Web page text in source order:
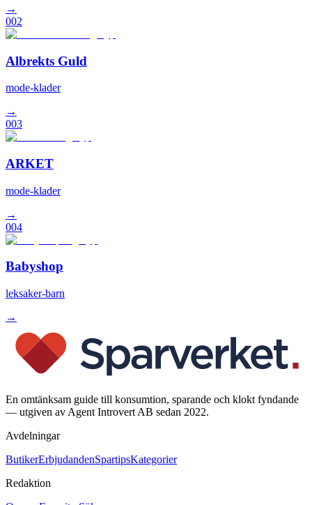
→
002
Albrekts Guld
mode-klader
→
003
ARKET
mode-klader
→
004
Babyshop
leksaker-barn
→
En omtänksam guide till konsumtion, sparande och klokt fyndande
— utgiven av Agent Introvert AB sedan 2022.
Avdelningar
ButikerErbjudandenSpartipsKategorier
Redaktion